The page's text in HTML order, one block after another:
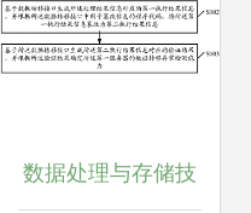
处理与存储服务的
数据处理与存储技